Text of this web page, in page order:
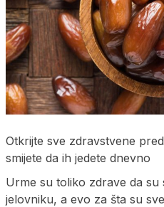
Otkrijte sve zdravstvene
smijete da ih jedete dnevno
Urme su toliko zdrave da
jelovniku, a evo za šta su